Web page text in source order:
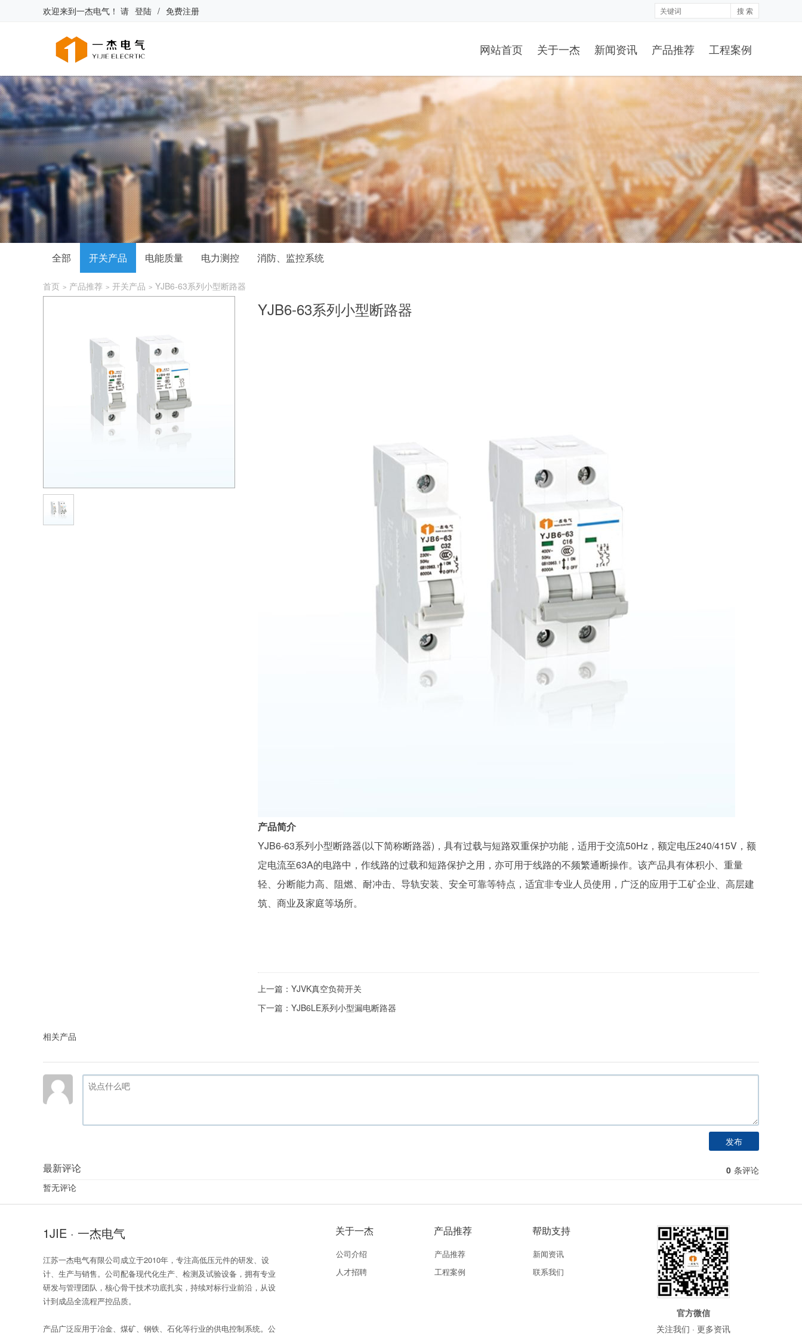
欢迎来到一杰电气 ！ 请 登陆 / 免费注册 搜 索
网站首页 关于一杰 新闻资讯 产品推荐 工程案例
全部 开关产品 电能质量 电力测控 消防、监控系统
首页 > 产品推荐 > 开关产品 > YJB6-63系列小型断路器
YJB6-63系列小型断路器
产品简介
YJB6-63系列小型断路器(以下简称断路器)，具有过载与短路双重保护功能，适用于交流50Hz，额定电压240/415V，额
定电流至63A的电路中，作线路的过载和短路保护之用，亦可用于线路的不频繁通断操作。该产品具有体积小、重量
轻、分断能力高、阻燃、耐冲击、导轨安装、安全可靠等特点，适宜非专业人员使用，广泛的应用于工矿企业、高层建
筑、商业及家庭等场所。
上一篇： YJVK真空负荷开关
下一篇： YJB6LE系列小型漏电断路器
相关产品
发布
0 条评论
最新评论
暂无评论
1JIE · 一杰电气
江苏一杰电气有限公司成立于2010年，专注高低压元件的研发、设
计、生产与销售。公司配备现代化生产、检测及试验设备，拥有专业
研发与管理团队，核心骨干技术功底扎实，持续对标行业前沿，从设
计到成品全流程严控品质。
产品广泛应用于冶金、煤矿、钢铁、石化等行业的供电控制系统。公
关于一杰
公司介绍
人才招聘
产品推荐
产品推荐
工程案例
帮助支持
新闻资讯
联系我们
官方微信
关注我们 · 更多资讯